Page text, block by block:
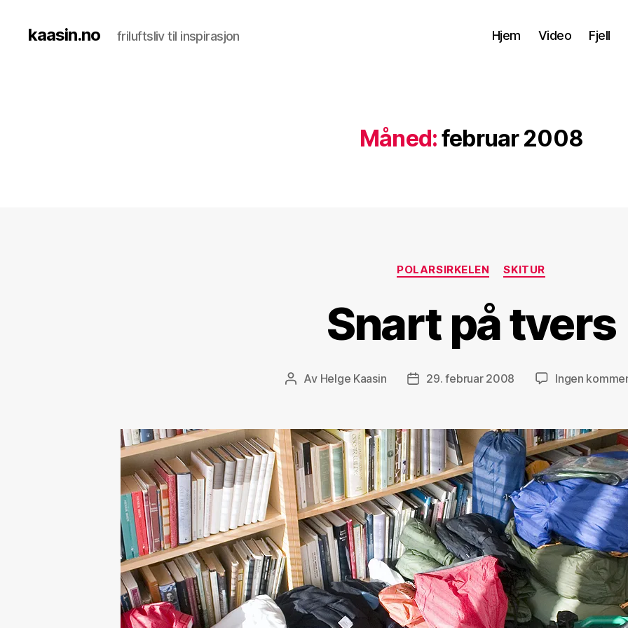
kaasin.no friluftsliv til inspirasjon Hjem Video Fjell
Måned:februar 2008
Kategorier
POLARSIRKELEN SKITUR
Snart på tvers
Innleggsforfatter
Av Helge Kaasin Publiseringsdato
29. februar 2008 Ingen